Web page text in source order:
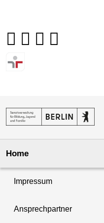
Home
Impressum
Ansprechpartner